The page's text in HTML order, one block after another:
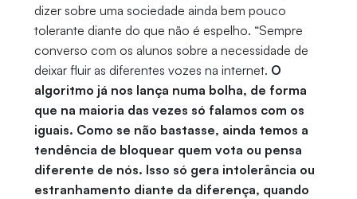
dizer sobre uma sociedade ainda bem pouco
tolerante diante do que não é espelho. “Sempre
converso com os alunos sobre a necessidade de
deixar fluir as diferentes vozes na internet. O
algoritmo já nos lança numa bolha, de forma
que na maioria das vezes só falamos com os
iguais. Como se não bastasse, ainda temos a
tendência de bloquear quem vota ou pensa
diferente de nós. Isso só gera intolerância ou
estranhamento diante da diferença, quando